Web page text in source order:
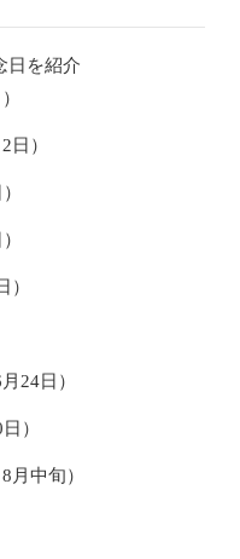
日を紹介
日）
）
24日）
）
月中旬）